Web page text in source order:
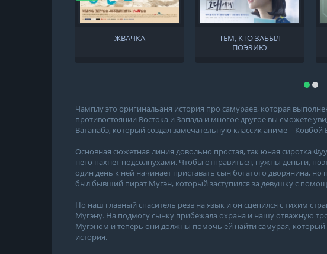
ЖВАЧКА
ТЕМ, КТО ЗАБЫЛ
ПОЭЗИЮ
Чамплу это оригинальаня история про самураев, которая
противостоянии Востока и Запада и многое другое вы сможете
Ватанабэ, который создал замечательную классик аниме – Ковбой
Основная сюжетная линия довольно простая, так юная сиротка
него пахнет подсолнухами. Чтобы отправиться, нужны деньги,
один день к ней начинает приставать сын богатого дворянина, но
был бывший пират Мугэн, который заступился за девушку с
Но наш главный спаситель резв на язык и он сцепился с тихим
Мугэну. На подмогу сынку прибежала охрана и нашу отважную
Мугэном и теперь они должны помочь ей найти самурая, который
история.